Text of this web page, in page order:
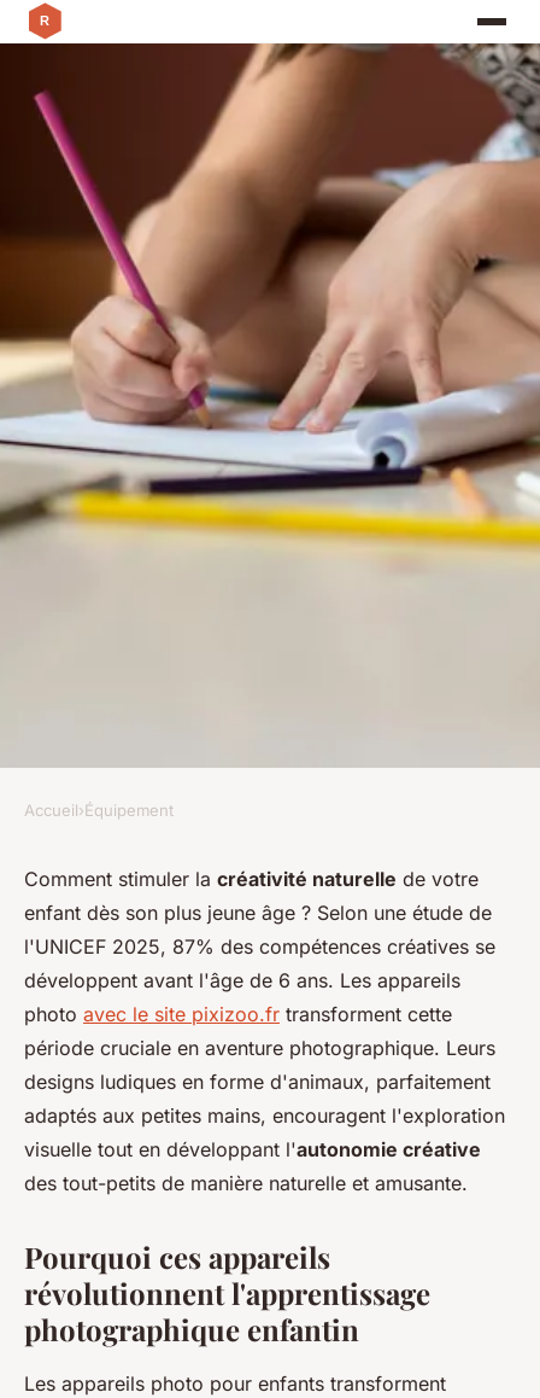
ÉQUIPEMENT
Pixizoo : appuyez sur le
bouton de la créativité
enfantine !
admin•13 novembre 2025•6 min de lecture
Accueil›Équipement
Comment stimuler la créativité naturelle de votre
enfant dès son plus jeune âge ? Selon une étude de
l'UNICEF 2025, 87% des compétences créatives se
développent avant l'âge de 6 ans. Les appareils
photo avec le site pixizoo.fr transforment cette
période cruciale en aventure photographique. Leurs
designs ludiques en forme d'animaux, parfaitement
adaptés aux petites mains, encouragent l'exploration
visuelle tout en développant l'autonomie créative
des tout-petits de manière naturelle et amusante.
Pourquoi ces appareils
révolutionnent l'apprentissage
photographique enfantin
Les appareils photo pour enfants transforment